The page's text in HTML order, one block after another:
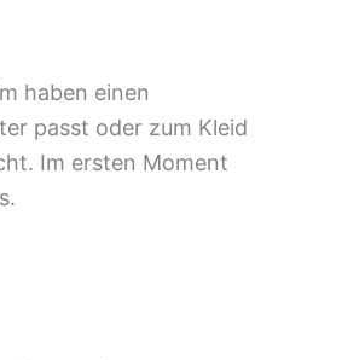
haben einen
passt oder zum Kleid
Im ersten Moment